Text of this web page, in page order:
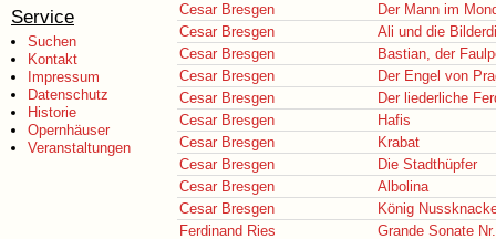
Service
Suchen
Kontakt
Impressum
Datenschutz
Historie
Opernhäuser
Veranstaltungen
Cesar Bresgen
Der Mann im
Cesar Bresgen
Ali und die
Cesar Bresgen
Bastian, der
Cesar Bresgen
Der Engel von
Cesar Bresgen
Der liederliche
Cesar Bresgen
Hafis
Cesar Bresgen
Krabat
Cesar Bresgen
Die Stadthüpfer
Cesar Bresgen
Albolina
Cesar Bresgen
König
Ferdinand Ries
Grande Sonate